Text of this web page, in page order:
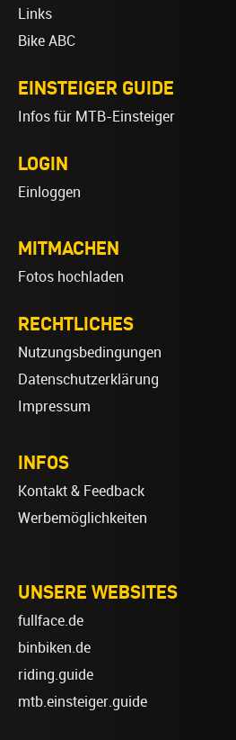
Links
Bike ABC
EINSTEIGER GUIDE
Infos für MTB-Einsteiger
LOGIN
Einloggen
MITMACHEN
Fotos hochladen
RECHTLICHES
Nutzungsbedingungen
Datenschutzerklärung
Impressum
INFOS
Kontakt & Feedback
Werbemöglichkeiten
UNSERE WEBSITES
fullface.de
binbiken.de
riding.guide
mtb.einsteiger.guide